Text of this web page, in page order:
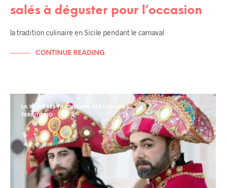
salés à déguster pour l’occasion
la tradition culinaire en Sicile pendant le carnaval
CONTINUE READING
LA SICILE SES TRADITIONS, SES LÉGENDES
TERRITORIO